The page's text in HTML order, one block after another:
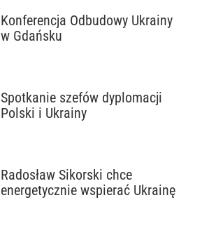
Konferencja Odbudowy Ukrainy
w Gdańsku
Spotkanie szefów dyplomacji
Polski i Ukrainy
Radosław Sikorski chce
energetycznie wspierać Ukrainę